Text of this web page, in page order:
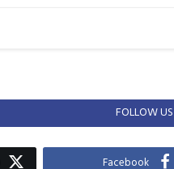
FOLLOW US
Facebook